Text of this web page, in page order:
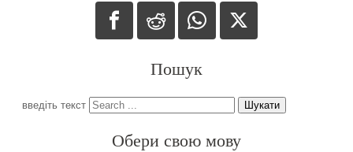
Пошук
введіть текст Шукати
Обери свою мову